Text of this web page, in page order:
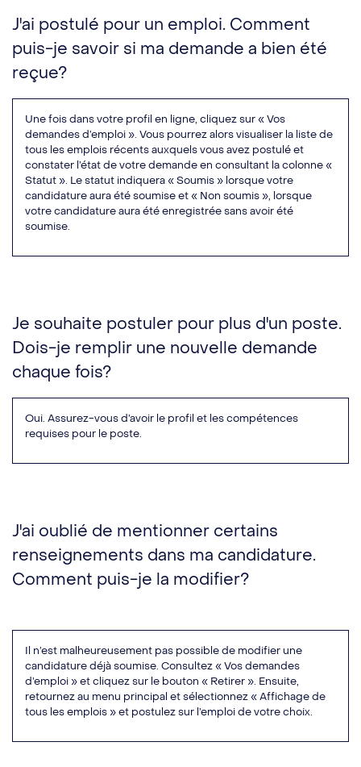
J'ai postulé pour un emploi. Comment
puis-je savoir si ma demande a bien été
reçue?
Une fois dans votre profil en ligne, cliquez sur « Vos
demandes d’emploi ». Vous pourrez alors visualiser la liste de
tous les emplois récents auxquels vous avez postulé et
constater l’état de votre demande en consultant la colonne «
Statut ». Le statut indiquera « Soumis » lorsque votre
candidature aura été soumise et « Non soumis », lorsque
votre candidature aura été enregistrée sans avoir été
soumise.
Je souhaite postuler pour plus d'un poste.
Dois-je remplir une nouvelle demande
chaque fois?
Oui. Assurez-vous d’avoir le profil et les compétences
requises pour le poste.
J'ai oublié de mentionner certains
renseignements dans ma candidature.
Comment puis-je la modifier?
Il n’est malheureusement pas possible de modifier une
candidature déjà soumise. Consultez « Vos demandes
d’emploi » et cliquez sur le bouton « Retirer ». Ensuite,
retournez au menu principal et sélectionnez « Affichage de
tous les emplois » et postulez sur l’emploi de votre choix.